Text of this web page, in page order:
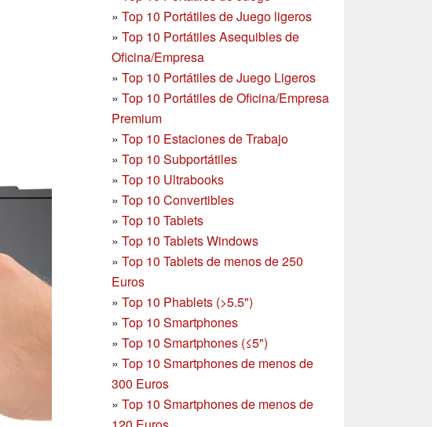
» Top 10 Portátiles de Juego ligeros
» Top 10 Portátiles Asequibles de
Oficina/Empresa
» Top 10 Portátiles de Juego Ligeros
» Top 10 Portátiles de Oficina/Empresa
Premium
» Top 10 Estaciones de Trabajo
» Top 10 Subportátiles
» Top 10 Ultrabooks
» Top 10 Convertibles
» Top 10 Tablets
» Top 10 Tablets Windows
» Top 10 Tablets de menos de 250
Euros
» Top 10 Phablets (>5.5")
» Top 10 Smartphones
» Top 10 Smartphones (≤5")
» Top 10 Smartphones de menos de
300 Euros
» Top 10 Smartphonesde menos de